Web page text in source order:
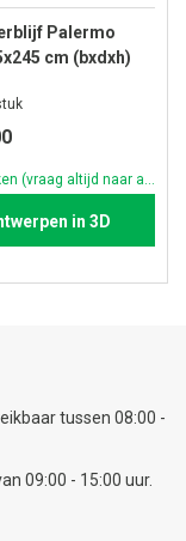
Palermo
cm (bxdxh)
in 3D
tussen 08:00 -
09:00 - 15:00 uur.